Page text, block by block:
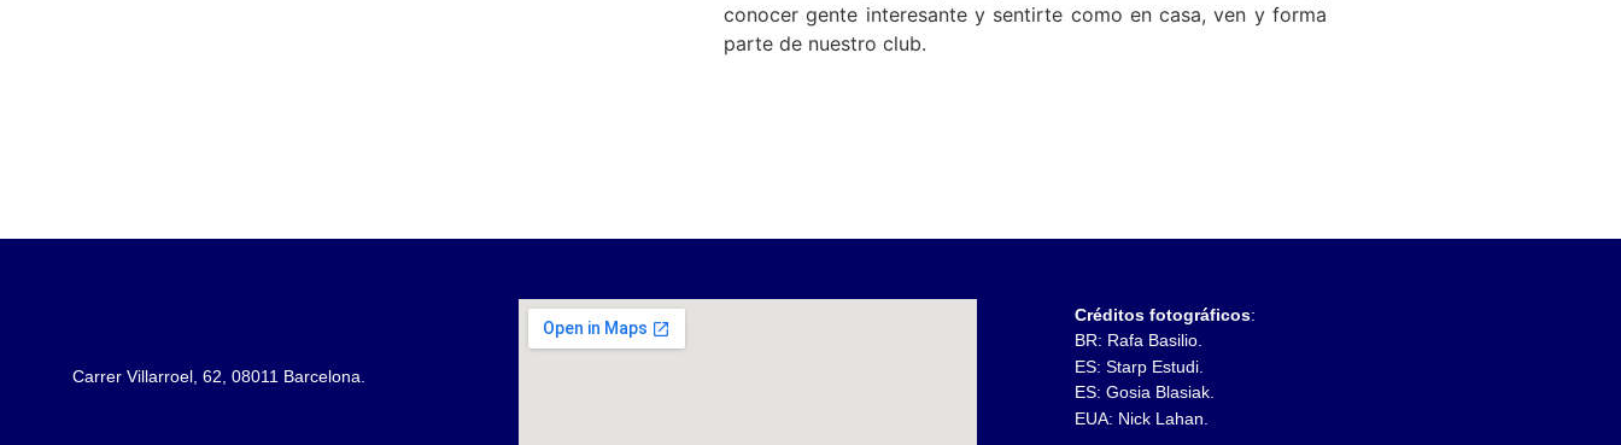
conocer gente interesante y sentirte como en casa, ven y forma
parte de nuestro club.
Carrer Villarroel, 62, 08011 Barcelona.
Créditos fotográficos:
BR: Rafa Basilio.
ES: Starp Estudi.
ES: Gosia Blasiak.
EUA: Nick Lahan.